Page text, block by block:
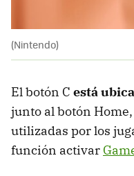
(Nintendo)
El botón C está
junto al botón
utilizadas por los
función activar